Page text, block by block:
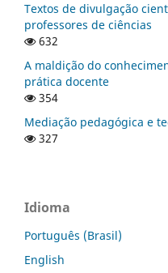
Textos de divulgação
professores de ciências
632
A maldição do
prática docente
354
Mediação pedagógica e
327
Idioma
Português (Brasil)
English